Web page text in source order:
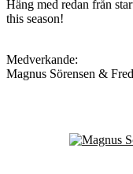
Häng med redan från
this season!
Medverkande:
Magnus Sörensen &